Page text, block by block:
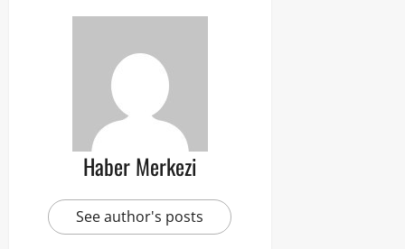
Haber Merkezi
See author's posts